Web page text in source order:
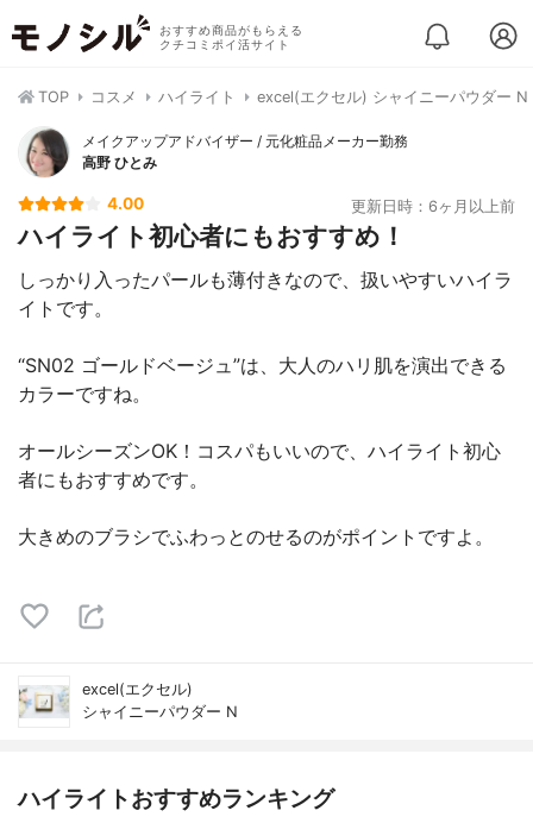
おすすめ商品がもらえる
クチコミポイ活サイト
TOP コスメ ハイライト excel(エクセル) シャイニーパウダー N
メイクアップアドバイザー / 元化粧品メーカー勤務
高野 ひとみ
4.00 更新日時：6ヶ月以上前
ハイライト初心者にもおすすめ！
しっかり入ったパールも薄付きなので、扱いやすいハイラ
イトです。
“SN02 ゴールドベージュ”は、大人のハリ肌を演出できる
カラーですね。
オールシーズンOK！コスパもいいので、ハイライト初心
者にもおすすめです。
大きめのブラシでふわっとのせるのがポイントですよ。
excel(エクセル)
シャイニーパウダー N
ハイライトおすすめランキング